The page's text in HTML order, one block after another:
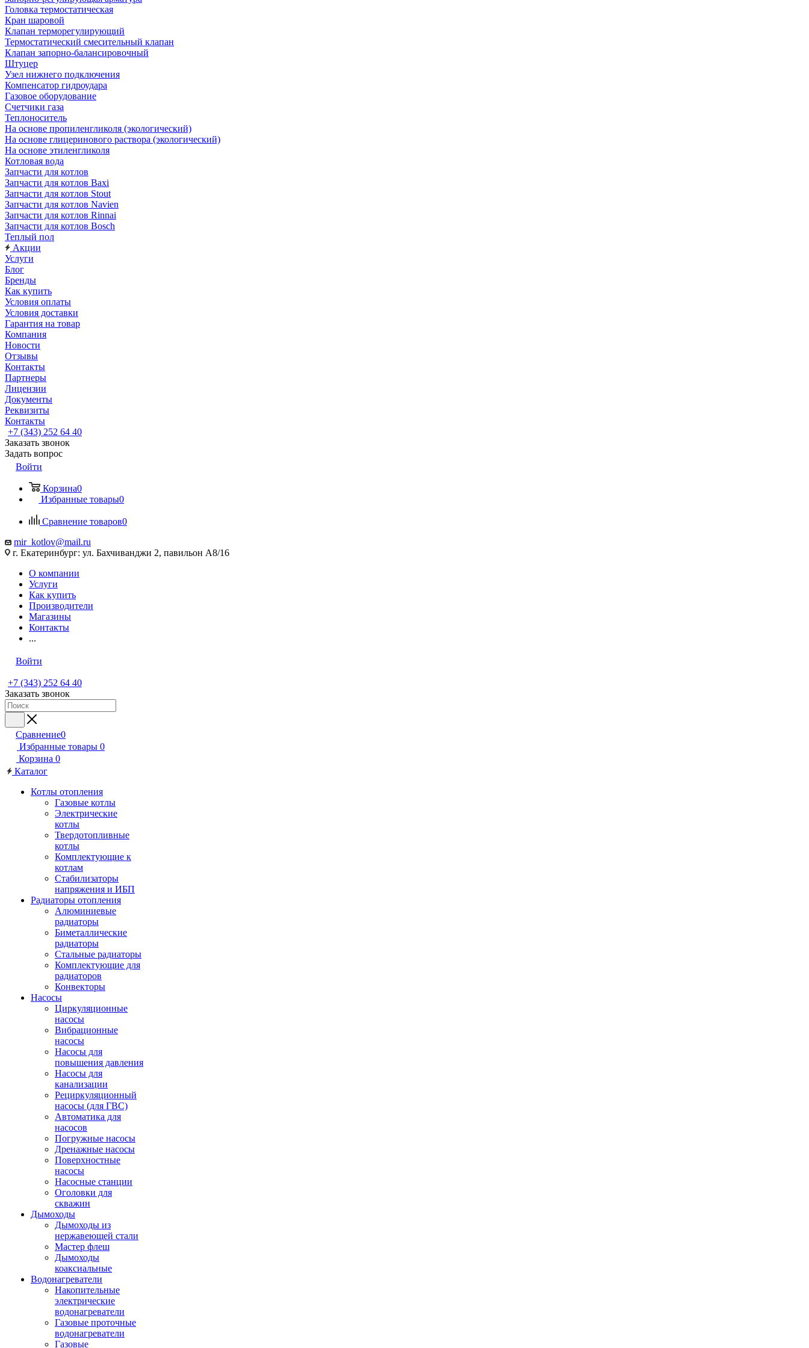
Головка термостатическая
Кран шаровой
Клапан терморегулирующий
Термостатический смесительный клапан
Клапан запорно-балансировочный
Штуцер
Узел нижнего подключения
Компенсатор гидроудара
Газовое оборудование
Счетчики газа
Теплоноситель
На основе пропиленгликоля (экологический)
На основе глицеринового раствора (экологический)
На основе этиленгликоля
Котловая вода
Запчасти для котлов
Запчасти для котлов Baxi
Запчасти для котлов Stout
Запчасти для котлов Navien
Запчасти для котлов Rinnai
Запчасти для котлов Bosch
Теплый пол
Акции
Услуги
Блог
Бренды
Как купить
Условия оплаты
Условия доставки
Гарантия на товар
Компания
Новости
Отзывы
Контакты
Партнеры
Лицензии
Документы
Реквизиты
Контакты
+7 (343) 252 64 40
Заказать звонок
Задать вопрос
Войти
Корзина0
Избранные товары0
Сравнение товаров0
mir_kotlov@mail.ru
г. Екатеринбург: ул. Бахчиванджи 2, павильон А8/16
О компании
Услуги
Как купить
Производители
Магазины
Контакты
...
Войти
+7 (343) 252 64 40
Заказать звонок
Сравнение0
Избранные товары 0
Корзина 0
Каталог
Котлы отопления
Газовые котлы
Электрические
котлы
Твердотопливные
котлы
Комплектующие к
котлам
Стабилизаторы
напряжения и ИБП
Радиаторы отопления
Алюминиевые
радиаторы
Биметаллические
радиаторы
Стальные радиаторы
Комплектующие для
радиаторов
Конвекторы
Насосы
Циркуляционные
насосы
Вибрационные
насосы
Насосы для
повышения давления
Насосы для
канализации
Рециркуляционный
насосы (для ГВС)
Автоматика для
насосов
Погружные насосы
Дренажные насосы
Поверхностные
насосы
Насосные станции
Оголовки для
скважин
Дымоходы
Дымоходы из
нержавеющей стали
Мастер флеш
Дымоходы
коаксиальные
Водонагреватели
Накопительные
электрические
водонагреватели
Газовые проточные
водонагреватели
Газовые